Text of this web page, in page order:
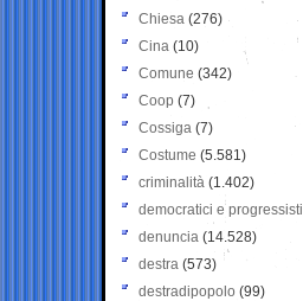
Chiesa (276)
Cina (10)
Comune (342)
Coop (7)
Cossiga (7)
Costume (5.581)
criminalità (1.402)
democratici e progressisti
denuncia (14.528)
destra (573)
destradipopolo (99)